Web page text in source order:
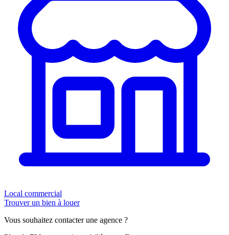
Local commercial
Trouver un bien à louer
Vous souhaitez contacter une agence ?